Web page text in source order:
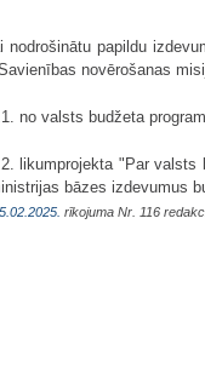
nodrošinātu papildu
novērošanas
no valsts budžeta
likumprojekta "Par valsts
bāzes izdevumus
rīkojuma Nr. 116